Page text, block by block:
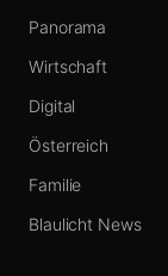
Panorama
Wirtschaft
Digital
Österreich
Familie
Blaulicht News